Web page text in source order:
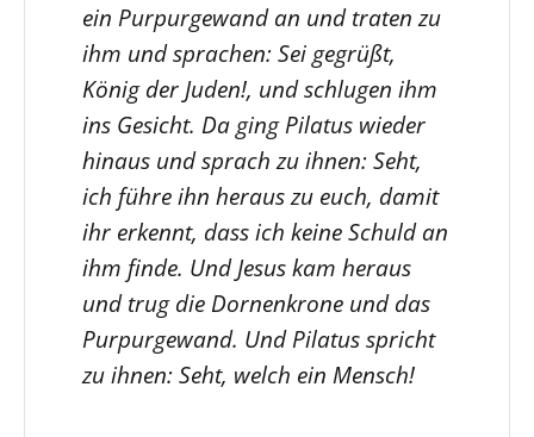
ein Purpurgewand an und traten zu
ihm und sprachen: Sei gegrüßt,
König der Juden!, und schlugen ihm
ins Gesicht. Da ging Pilatus wieder
hinaus und sprach zu ihnen: Seht,
ich führe ihn heraus zu euch, damit
ihr erkennt, dass ich keine Schuld an
ihm finde. Und Jesus kam heraus
und trug die Dornenkrone und das
Purpurgewand. Und Pilatus spricht
zu ihnen: Seht, welch ein Mensch!